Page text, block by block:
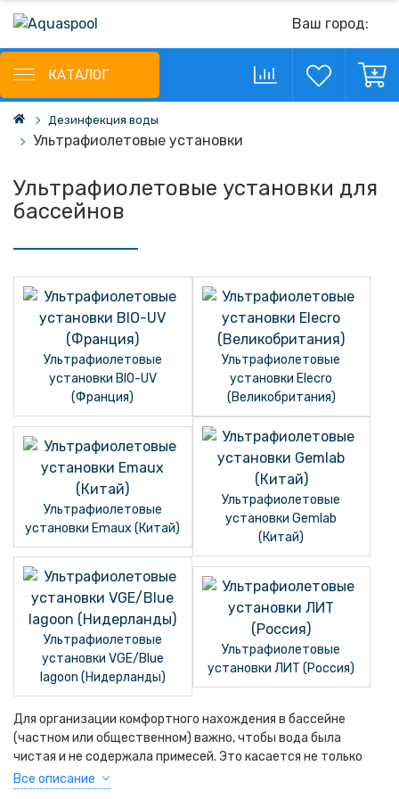
Ваш город:
КАТАЛОГ
Дезинфекция воды
Ультрафиолетовые установки
Ультрафиолетовые установки для
бассейнов
Ультрафиолетовые
установки BIO-UV
(Франция)
Ультрафиолетовые
установки Elecro
(Великобритания)
Ультрафиолетовые
установки Emaux (Китай)
Ультрафиолетовые
установки Gemlab
(Китай)
Ультрафиолетовые
установки VGE/Blue
lagoon (Нидерланды)
Ультрафиолетовые
установки ЛИТ (Россия)
Для организации комфортного нахождения в бассейне
(частном или общественном) важно, чтобы вода была
чистая и не содержала примесей. Это касается не только
механических частиц, с которыми идеально справляются
фильтры и фильтрующие установки. Важно, чтобы в толще
Все описание